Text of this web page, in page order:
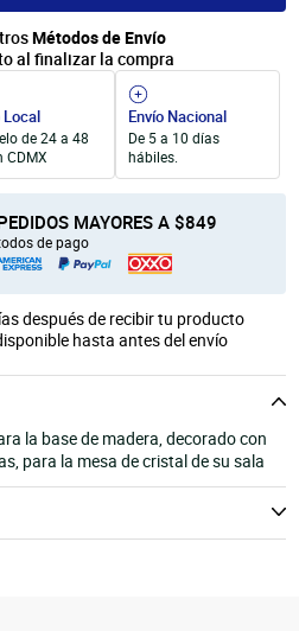
Métodos de Envío
al finalizar la compra
Local
de 24 a 48
CDMX
Envío Nacional
De 5 a 10 días
hábiles.
MAYORES A $849
de pago
después de recibir tu producto
hasta antes del envío
la base de madera, decorado con
para la mesa de cristal de su sala